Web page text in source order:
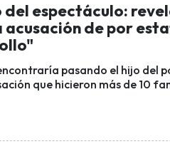
del espectáculo:
de por
pasando el hijo del
que hicieron más de 10